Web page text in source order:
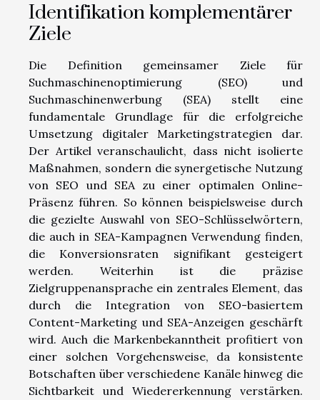
Identifikation komplementärer
Ziele
Die Definition gemeinsamer Ziele für
Suchmaschinenoptimierung (SEO) und
Suchmaschinenwerbung (SEA) stellt eine
fundamentale Grundlage für die erfolgreiche
Umsetzung digitaler Marketingstrategien dar.
Der Artikel veranschaulicht, dass nicht isolierte
Maßnahmen, sondern die synergetische Nutzung
von SEO und SEA zu einer optimalen Online-
Präsenz führen. So können beispielsweise durch
die gezielte Auswahl von SEO-Schlüsselwörtern,
die auch in SEA-Kampagnen Verwendung finden,
die Konversionsraten signifikant gesteigert
werden. Weiterhin ist die präzise
Zielgruppenansprache ein zentrales Element, das
durch die Integration von SEO-basiertem
Content-Marketing und SEA-Anzeigen geschärft
wird. Auch die Markenbekanntheit profitiert von
einer solchen Vorgehensweise, da konsistente
Botschaften über verschiedene Kanäle hinweg die
Sichtbarkeit und Wiedererkennung verstärken.